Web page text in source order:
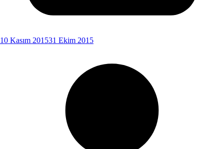
10 Kasım 201531 Ekim 2015